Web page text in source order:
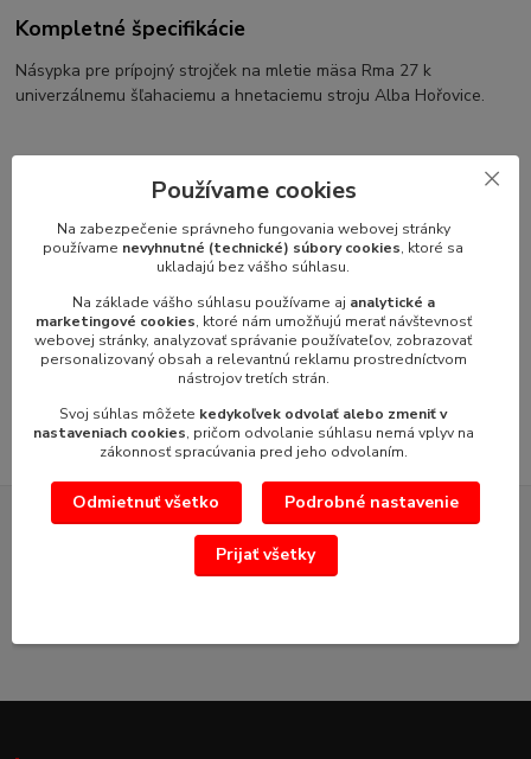
Kompletné špecifikácie
Násypka pre prípojný strojček na mletie mäsa Rma 27 k
univerzálnemu šľahaciemu a hnetaciemu stroju Alba Hořovice.
Tovar zaradený v kategóriách
Univerzálne kuchynské roboty
Kuchynské roboty Alba Hořovice
Náhradné diely Alba
Náhradné diely pre mlynček na mäso RMa27
Náhradné diely pre mlynček na mak RMm22
SERVIS GASTROZARIADENÍ VÝROBCOV
Používame cookies
Na zabezpečenie správneho fungovania webovej stránky
používame nevyhnutné (technické) súbory cookies, ktoré sa
ukladajú bez vášho súhlasu.
Na základe vášho súhlasu používame aj analytické a
marketingové cookies, ktoré nám umožňujú merať návštevnosť
webovej stránky, analyzovať správanie používateľov, zobrazovať
personalizovaný obsah a relevantnú reklamu prostredníctvom
nástrojov tretích strán.
Svoj súhlas môžete kedykoľvek odvolať alebo zmeniť v
nastaveniach cookies, pričom odvolanie súhlasu nemá vplyv na
zákonnosť spracúvania pred jeho odvolaním.
Odmietnuť všetko Podrobné nastavenie
Prijať všetky